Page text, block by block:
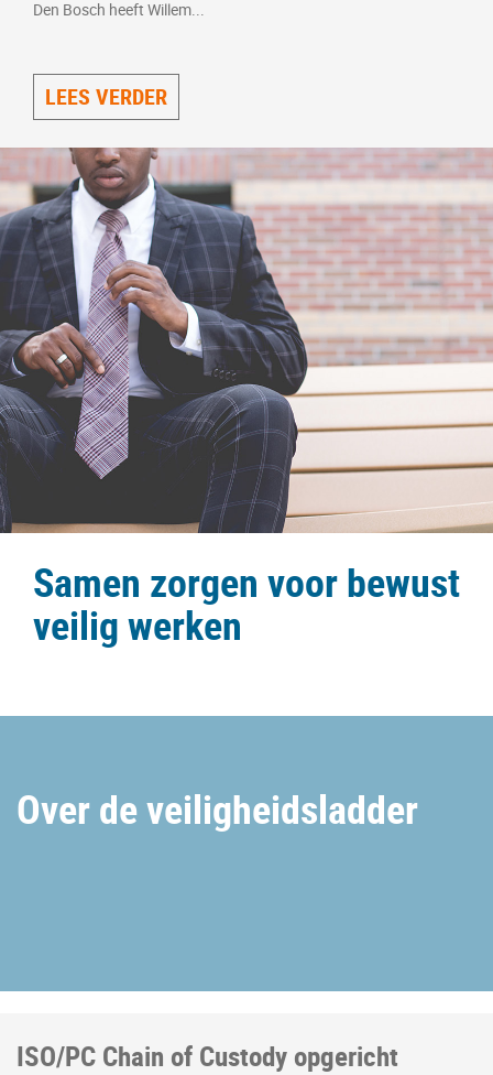
Den Bosch heeft Willem...
LEES VERDER
Samen zorgen voor bewust
veilig werken
Over de veiligheidsladder
ISO/PC Chain of Custody opgericht